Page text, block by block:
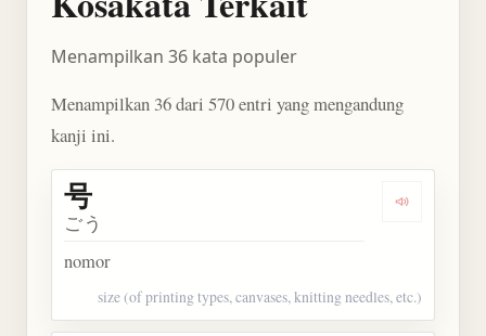
Menampilkan 36 kata populer
Menampilkan 36 dari 570 entri yang mengandung
kanji ini.
Dengarkan
号
ごう
nomor
size (of printing types, canvases, knitting needles, etc.)